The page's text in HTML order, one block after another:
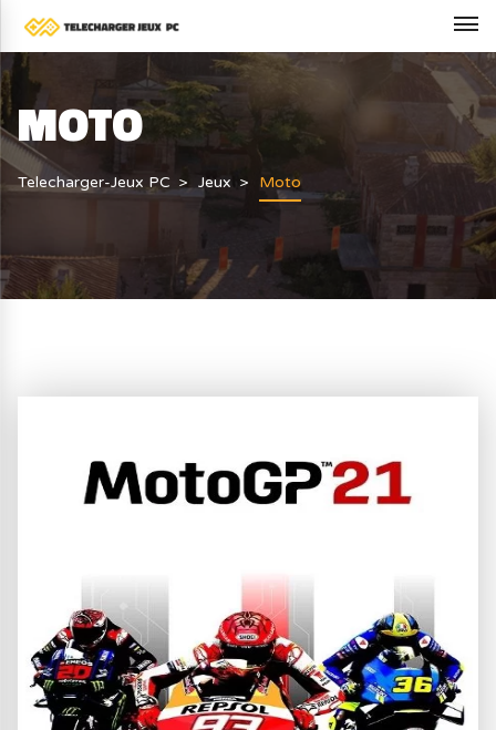
MOTO
Telecharger-Jeux PC Jeux Moto